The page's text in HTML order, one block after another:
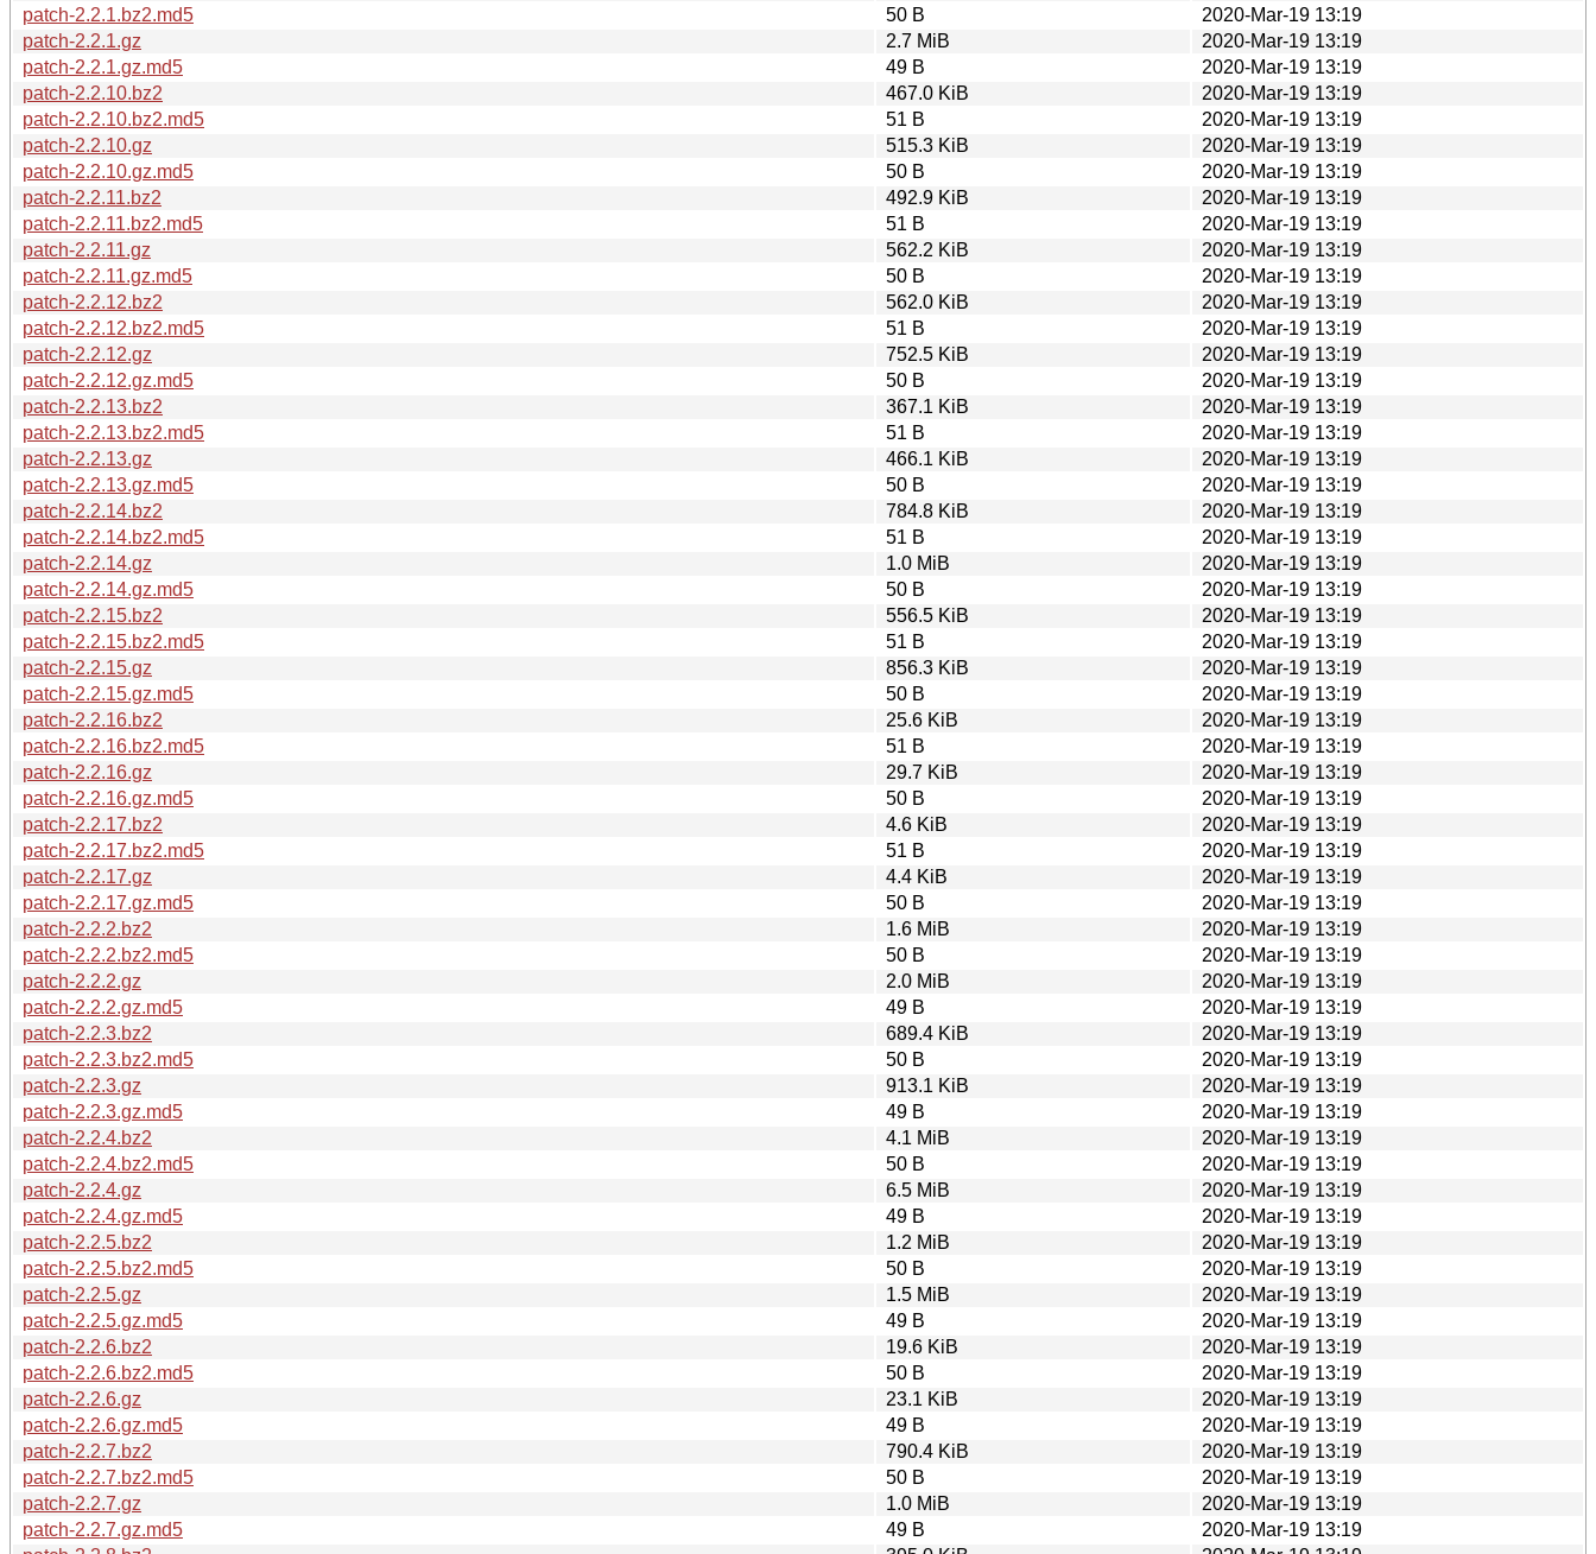
patch-2.2.1.bz2.md5
50 B
2020-Mar-19 13:19
patch-2.2.1.gz
2.7 MiB
2020-Mar-19 13:19
patch-2.2.1.gz.md5
49 B
2020-Mar-19 13:19
patch-2.2.10.bz2
467.0 KiB
2020-Mar-19 13:19
patch-2.2.10.bz2.md5
51 B
2020-Mar-19 13:19
patch-2.2.10.gz
515.3 KiB
2020-Mar-19 13:19
patch-2.2.10.gz.md5
50 B
2020-Mar-19 13:19
patch-2.2.11.bz2
492.9 KiB
2020-Mar-19 13:19
patch-2.2.11.bz2.md5
51 B
2020-Mar-19 13:19
patch-2.2.11.gz
562.2 KiB
2020-Mar-19 13:19
patch-2.2.11.gz.md5
50 B
2020-Mar-19 13:19
patch-2.2.12.bz2
562.0 KiB
2020-Mar-19 13:19
patch-2.2.12.bz2.md5
51 B
2020-Mar-19 13:19
patch-2.2.12.gz
752.5 KiB
2020-Mar-19 13:19
patch-2.2.12.gz.md5
50 B
2020-Mar-19 13:19
patch-2.2.13.bz2
367.1 KiB
2020-Mar-19 13:19
patch-2.2.13.bz2.md5
51 B
2020-Mar-19 13:19
patch-2.2.13.gz
466.1 KiB
2020-Mar-19 13:19
patch-2.2.13.gz.md5
50 B
2020-Mar-19 13:19
patch-2.2.14.bz2
784.8 KiB
2020-Mar-19 13:19
patch-2.2.14.bz2.md5
51 B
2020-Mar-19 13:19
patch-2.2.14.gz
1.0 MiB
2020-Mar-19 13:19
patch-2.2.14.gz.md5
50 B
2020-Mar-19 13:19
patch-2.2.15.bz2
556.5 KiB
2020-Mar-19 13:19
patch-2.2.15.bz2.md5
51 B
2020-Mar-19 13:19
patch-2.2.15.gz
856.3 KiB
2020-Mar-19 13:19
patch-2.2.15.gz.md5
50 B
2020-Mar-19 13:19
patch-2.2.16.bz2
25.6 KiB
2020-Mar-19 13:19
patch-2.2.16.bz2.md5
51 B
2020-Mar-19 13:19
patch-2.2.16.gz
29.7 KiB
2020-Mar-19 13:19
patch-2.2.16.gz.md5
50 B
2020-Mar-19 13:19
patch-2.2.17.bz2
4.6 KiB
2020-Mar-19 13:19
patch-2.2.17.bz2.md5
51 B
2020-Mar-19 13:19
patch-2.2.17.gz
4.4 KiB
2020-Mar-19 13:19
patch-2.2.17.gz.md5
50 B
2020-Mar-19 13:19
patch-2.2.2.bz2
1.6 MiB
2020-Mar-19 13:19
patch-2.2.2.bz2.md5
50 B
2020-Mar-19 13:19
patch-2.2.2.gz
2.0 MiB
2020-Mar-19 13:19
patch-2.2.2.gz.md5
49 B
2020-Mar-19 13:19
patch-2.2.3.bz2
689.4 KiB
2020-Mar-19 13:19
patch-2.2.3.bz2.md5
50 B
2020-Mar-19 13:19
patch-2.2.3.gz
913.1 KiB
2020-Mar-19 13:19
patch-2.2.3.gz.md5
49 B
2020-Mar-19 13:19
patch-2.2.4.bz2
4.1 MiB
2020-Mar-19 13:19
patch-2.2.4.bz2.md5
50 B
2020-Mar-19 13:19
patch-2.2.4.gz
6.5 MiB
2020-Mar-19 13:19
patch-2.2.4.gz.md5
49 B
2020-Mar-19 13:19
patch-2.2.5.bz2
1.2 MiB
2020-Mar-19 13:19
patch-2.2.5.bz2.md5
50 B
2020-Mar-19 13:19
patch-2.2.5.gz
1.5 MiB
2020-Mar-19 13:19
patch-2.2.5.gz.md5
49 B
2020-Mar-19 13:19
patch-2.2.6.bz2
19.6 KiB
2020-Mar-19 13:19
patch-2.2.6.bz2.md5
50 B
2020-Mar-19 13:19
patch-2.2.6.gz
23.1 KiB
2020-Mar-19 13:19
patch-2.2.6.gz.md5
49 B
2020-Mar-19 13:19
patch-2.2.7.bz2
790.4 KiB
2020-Mar-19 13:19
patch-2.2.7.bz2.md5
50 B
2020-Mar-19 13:19
patch-2.2.7.gz
1.0 MiB
2020-Mar-19 13:19
patch-2.2.7.gz.md5
49 B
2020-Mar-19 13:19